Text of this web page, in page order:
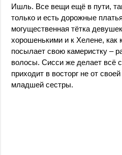
Ишль. Все вещи ещё в пути,
только и есть дорожные
могущественная тётка
хорошенькими и к Хелене, как
посылает свою камеристку –
волосы. Сисси же делает всё
приходит в восторг не от
младшей сестры.